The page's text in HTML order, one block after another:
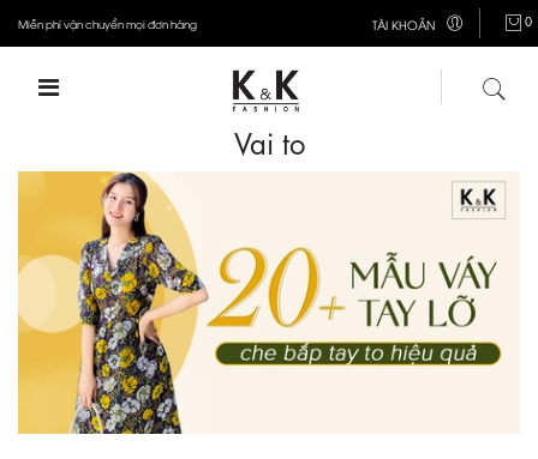
Miễn phí vận chuyển mọi đơn hàng TÀI KHOẢN 0
Vai to